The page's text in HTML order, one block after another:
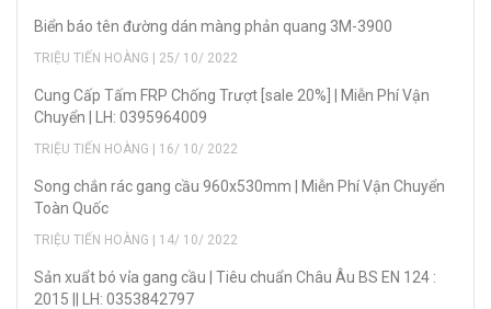
Biển báo tên đường dán màng phản quang 3M-3900
TRIỆU TIẾN HOÀNG | 25/ 10/ 2022
Cung Cấp Tấm FRP Chống Trượt [sale 20%] | Miễn Phí Vận
Chuyển | LH: 0395964009
TRIỆU TIẾN HOÀNG | 16/ 10/ 2022
Song chắn rác gang cầu 960x530mm | Miễn Phí Vận Chuyển
Toàn Quốc
TRIỆU TIẾN HOÀNG | 14/ 10/ 2022
Sản xuẩt bó vỉa gang cầu | Tiêu chuẩn Châu Âu BS EN 124 :
2015 || LH: 0353842797